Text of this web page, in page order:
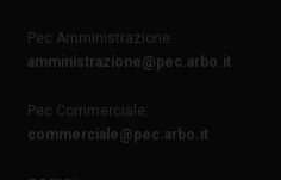
Pec Amministrazione:
amministrazione@pec.arbo.it
Pec Commerciale:
commerciale@pec.arbo.it